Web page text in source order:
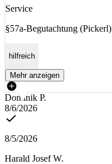
Service
§57a-Begutachtung (Pickerl)
hilfreich
Mehr anzeigen
Dominik P.
8/6/2026
8/5/2026
Harald Josef W.